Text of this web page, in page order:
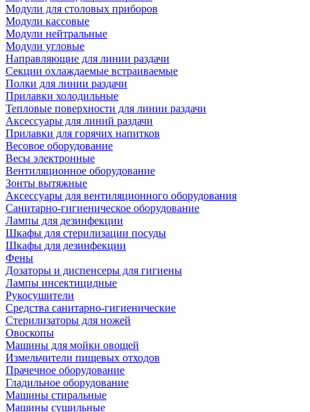
Модули для столовых приборов
Модули кассовые
Модули нейтральные
Модули угловые
Направляющие для линии раздачи
Секции охлаждаемые встраиваемые
Полки для линии раздачи
Прилавки холодильные
Тепловые поверхности для линии раздачи
Аксессуары для линий раздачи
Прилавки для горячих напитков
Весовое оборудование
Весы электронные
Вентиляционное оборудование
Зонты вытяжные
Аксессуары для вентиляционного оборудования
Санитарно-гигиеническое оборудование
Лампы для дезинфекции
Шкафы для стерилизации посуды
Шкафы для дезинфекции
Фены
Дозаторы и диспенсеры для гигиены
Лампы инсектицидные
Рукосушители
Средства санитарно-гигиенические
Стерилизаторы для ножей
Овоскопы
Машины для мойки овощей
Измельчители пищевых отходов
Прачечное оборудование
Гладильное оборудование
Машины стиральные
Машины сушильные